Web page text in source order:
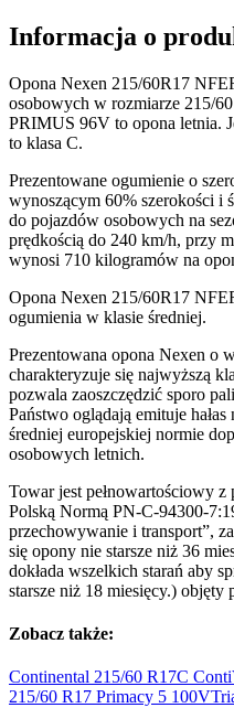
Informacja o
Opona Nexen 215/60R17
osobowych w rozmiarze 215/
PRIMUS 96V to opona letnia.
to klasa C.
Prezentowane ogumienie o
wynoszącym 60% szerokości i
do pojazdów osobowych na
prędkością do 240 km/h, przy
wynosi 710 kilogramów na
Opona Nexen 215/60R17
ogumienia w klasie średniej.
Prezentowana opona Nexen o
charakteryzuje się najwyższą
pozwala zaoszczędzić sporo
Państwo oglądają emituje
średniej europejskiej normie
osobowych letnich.
Towar jest pełnowartościowy
Polską Normą PN-C-94300-
przechowywanie i transport”,
się opony nie starsze niż 36
dokłada wszelkich starań aby
starsze niż 18 miesięcy.) objęty
Zobacz także:
Continental 215/60 R17C
215/60 R17 Primacy 5 100V